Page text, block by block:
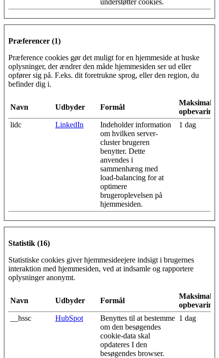
understøtter cookies.
Præferencer (1)
Præference cookies gør det muligt for en hjemmeside at huske
oplysninger, der ændrer den måde hjemmesiden ser ud eller
opfører sig på. F.eks. dit foretrukne sprog, eller den region, du
befinder dig i.
Navn Udbyder Formål
Maksimal
lidc
LinkedIn
Indeholder information
om hvilken server-
cluster brugeren
benytter. Dette
anvendes i
sammenhæng med
load-balancing for at
optimere
brugeroplevelsen på
hjemmesiden.
1 dag
Statistik (16)
Statistiske cookies giver hjemmesideejere indsigt i brugernes
interaktion med hjemmesiden, ved at indsamle og rapportere
oplysninger anonymt.
Navn Udbyder Formål
Maksimal
__hssc
HubSpot
Benyttes til at bestemme
om den besøgendes
cookie-data skal
opdateres I den
besøgendes browser.
1 dag